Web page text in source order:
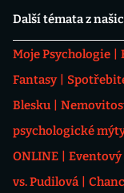
Další témata z
Moje Psychologie
Fantasy
Blesku
psychologické
ONLINE
vs. Pudilová